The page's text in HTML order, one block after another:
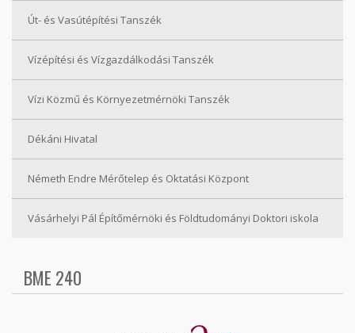
Út- és Vasútépítési Tanszék
Vízépítési és Vízgazdálkodási Tanszék
Vízi Közmű és Környezetmérnöki Tanszék
Dékáni Hivatal
Németh Endre Mérőtelep és Oktatási Központ
Vásárhelyi Pál Építőmérnöki és Földtudományi Doktori iskola
BME 240